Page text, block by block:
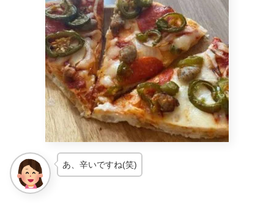
あ、辛いですね(笑)